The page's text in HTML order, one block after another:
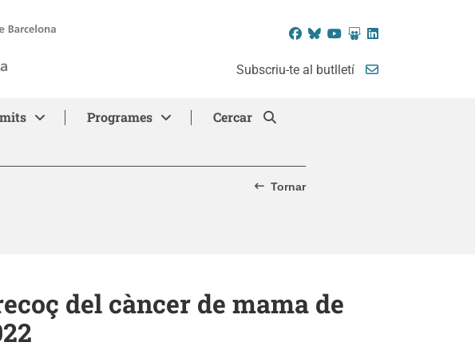
Barcelona Facebook
BlueskyYouTube
SlideShare
LinkedIn
Subscriu-te al butlletí
Programes Cercar
Tornar
del càncer de mama de